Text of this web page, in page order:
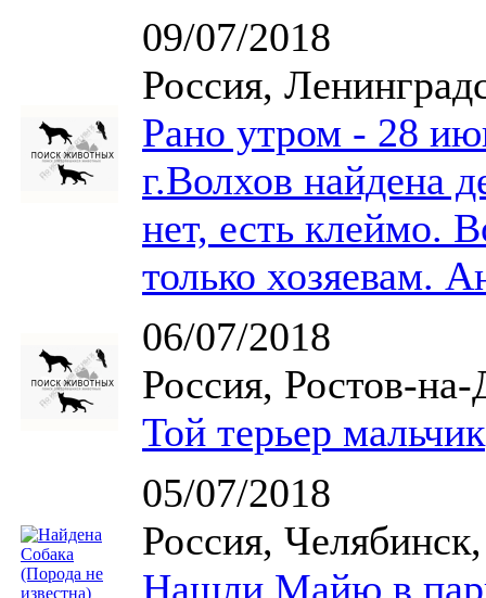
09/07/2018
Россия,
Рано утром - 28
г.Волхов найдена
нет, есть клеймо.
только хозяевам.
06/07/2018
Россия, Ростов-
Той терьер мальчик
05/07/2018
Россия,
Нашли Майю в